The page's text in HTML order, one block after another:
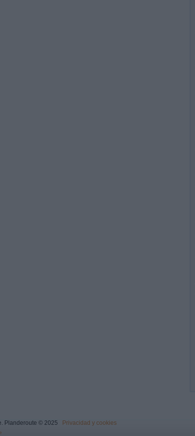
Planderoute © 2025 Privacidad y cookies